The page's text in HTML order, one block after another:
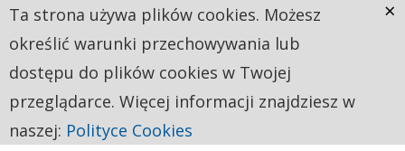
Ta strona używa plików cookies. Możesz
określić warunki przechowywania lub
dostępu do plików cookies w Twojej
przeglądarce. Więcej informacji znajdziesz w
naszej: Polityce Cookies
×